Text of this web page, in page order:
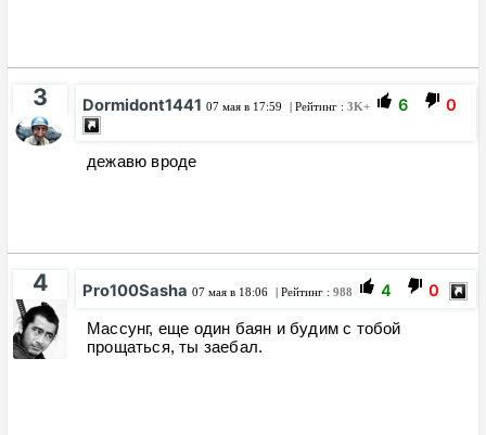
3 Dormidont1441 07 мая в 17:59 | Рейтинг : 3K+ 6 0
дежавю вроде
4 Pro100Sasha 07 мая в 18:06 | Рейтинг : 988 4 0
Массунг, еще один баян и будим с тобой
прощаться, ты заебал.